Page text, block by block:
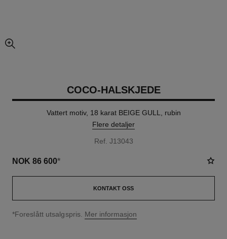
forstørret visning av bildet
COCO-HALSKJEDE
Vattert motiv, 18 karat BEIGE GULL, rubin
Flere detaljer
Ref. J13043
NOK 86 600*
KONTAKT OSS
↩
*Foreslått utsalgspris. Mer informasjon